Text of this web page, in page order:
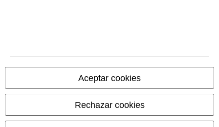
Aceptar cookies
Rechazar cookies
© 1986-2026 E.M.P. Merchandising HGmbH